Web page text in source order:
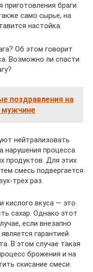
браги.
само сырье, на
настойка.
Об этом говорит
Возможно ли спасти
поздравления на
нейтрализовать
нарушения процесса
Для этих
смесь подвергается
трех раз.
кислого вкуса — это
сахар. Однако этот
если внезапно
гарантией
В этом случае такая
брожения и на
скисание смеси.